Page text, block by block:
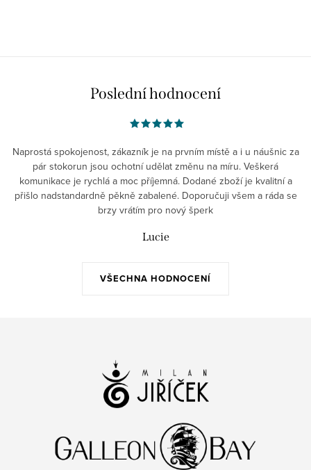
Poslední hodnocení
VŠECHNA HODNOCENÍ
Naprostá spokojenost, zákazník je na prvním místě a i u náušnic za
pár stokorun jsou ochotní udělat změnu na míru. Veškerá
komunikace je rychlá a moc příjemná. Dodané zboží je kvalitní a
přišlo nadstandardně pěkně zabalené. Doporučuji všem a ráda se
brzy vrátím pro nový šperk
Lucie